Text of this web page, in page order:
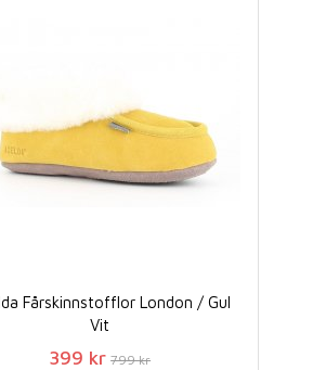
Fårskinnstofflor London / Gul
Vit
399 kr 799 kr